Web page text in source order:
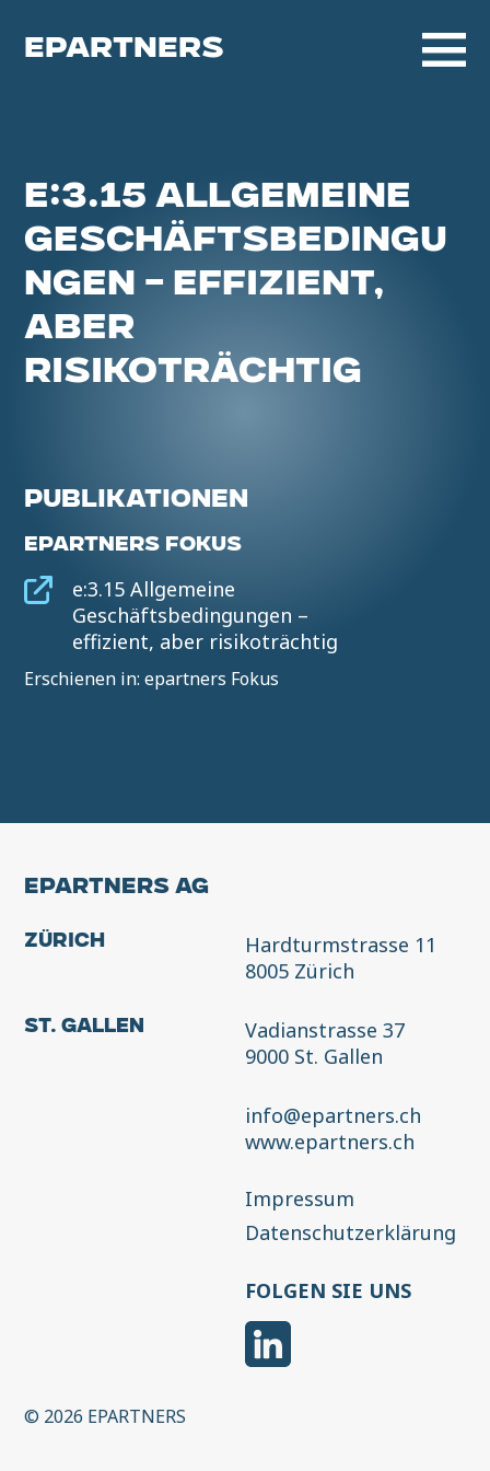
EPARTNERS
E:3.15 ALLGEMEINE
GESCHÄFTSBEDINGU
NGEN – EFFIZIENT,
ABER
RISIKOTRÄCHTIG
PUBLIKATIONEN
EPARTNERS FOKUS
e:3.15 Allgemeine
Geschäftsbedingungen –
effizient, aber risikoträchtig
Erschienen in: epartners Fokus
EPARTNERS AG
Zürich
Hardturmstrasse 11
8005 Zürich
St. Gallen
Vadianstrasse 37
9000 St. Gallen
info@epartners.ch
www.epartners.ch
Impressum
Datenschutzerklärung
© 2026 EPARTNERS
FOLGEN SIE UNS